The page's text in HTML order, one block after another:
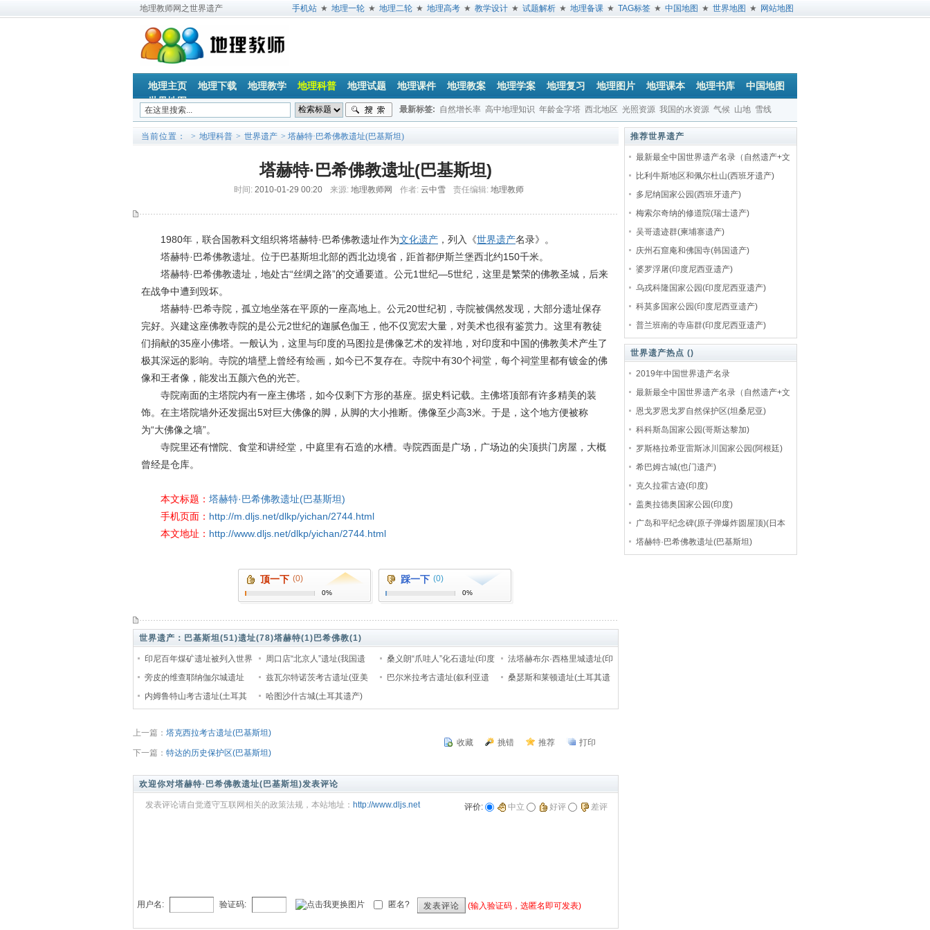
地理教师网之世界遗产 手机站 ★ 地理一轮 ★ 地理二轮 ★ 地理高考 ★ 教学设计 ★ 试题解析 ★ 地理备课 ★ TAG标签 ★ 中国地图 ★ 世界地图 ★ 网站地图
地理主页 地理下载 地理教学 地理科普 地理试题 地理课件 地理教案 地理学案 地理复习 地理图片 地理课本 地理书库
中国地图
世界地图
最新标签: 自然增长率 高中地理知识 年龄金字塔 西北地区 光照资源 我国的水资源 气候 山地 雪线
垂直地带性
当前位置： > 地理科普 > 世界遗产 > 塔赫特·巴希佛教遗址(巴基斯坦)
塔赫特·巴希佛教遗址(巴基斯坦)
时间: 2010-01-29 00:20 来源: 地理教师网 作者: 云中雪 责任编辑: 地理教师
1980年，联合国教科文组织将塔赫特·巴希佛教遗址作为文化遗产 ，列入《世界遗产名录》。
塔赫特·巴希佛教遗址。位于巴基斯坦北部的西北边境省，距首都伊斯兰堡西北约150千米。
塔赫特·巴希佛教遗址，地处古“丝绸之路”的交通要道。公元1世纪—5世纪，这里是繁荣的佛教圣城，后来
在战争中遭到毁坏。
塔赫特·巴希寺院，孤立地坐落在平原的一座高地上。公元20世纪初，寺院被偶然发现，大部分遗址保存
完好。兴建这座佛教寺院的是公元2世纪的迦腻色伽王，他不仅宽宏大量，对美术也很有鉴赏力。这里有教徒
们捐献的35座小佛塔。一般认为，这里与印度的马图拉是佛像艺术的发祥地，对印度和中国的佛教美术产生了
极其深远的影响。寺院的墙壁上曾经有绘画，如今已不复存在。寺院中有30个祠堂，每个祠堂里都有镀金的佛
像和王者像，能发出五颜六色的光芒。
寺院南面的主塔院内有一座主佛塔，如今仅剩下方形的基座。据史料记载。主佛塔顶部有许多精美的装
饰。在主塔院墙外还发掘出5对巨大佛像的脚，从脚的大小推断。佛像至少高3米。于是，这个地方便被称
为“大佛像之墙”。
寺院里还有憎院、食堂和讲经堂，中庭里有石造的水槽。寺院西面是广场，广场边的尖顶拱门房屋，大概
曾经是仓库。
本文标题： 塔赫特·巴希佛教遗址(巴基斯坦)
手机页面： http://m.dljs.net/dlkp/yichan/2744.html
本文地址： http://www.dljs.net/dlkp/yichan/2744.html
顶一下 (0)
0%
踩一下 (0)
0%
世界遗产： 巴基斯坦(51)遗址(78)塔赫特(1) 巴希佛教(1)
印尼百年煤矿遗址被列入世界
遗产名录
周口店“北京人”遗址(我国遗
产)
桑义朗“爪哇人”化石遗址(印度
尼西亚遗产)
法塔赫布尔·西格里城遗址(印
度)
旁皮的维查耶纳伽尔城遗址
(印度)
兹瓦尔特诺茨考古遗址(亚美
尼亚遗产)
巴尔米拉考古遗址(叙利亚遗
桑瑟斯和莱顿遗址(土耳其遗
内姆鲁特山考古遗址(土耳其
哈图沙什古城(土耳其遗产)
上一篇： 塔克西拉考古遗址(巴基斯坦)
下一篇： 特达的历史保护区(巴基斯坦)
收藏 挑错 推荐 打印
欢迎你对塔赫特·巴希佛教遗址(巴基斯坦)发表评论
发表评论请自觉遵守互联网相关的政策法规，本站地址： http://www.dljs.net 评价: 中立 好评 差评
用户名: 验证码: 匿名? 发表评论 (输入验证码，选匿名即可发表)
推荐世界遗产
最新最全中国世界遗产名录（自然遗产+文
比利牛斯地区和佩尔杜山(西班牙遗产)
多尼纳国家公园(西班牙遗产)
梅索尔奇纳的修道院(瑞士遗产)
吴哥遗迹群(柬埔寨遗产)
庆州石窟庵和佛国寺(韩国遗产)
婆罗浮屠(印度尼西亚遗产)
乌戎科隆国家公园(印度尼西亚遗产)
科莫多国家公园(印度尼西亚遗产)
普兰班南的寺庙群(印度尼西亚遗产)
世界遗产热点 ()
2019年中国世界遗产名录
最新最全中国世界遗产名录（自然遗产+文
恩戈罗恩戈罗自然保护区(坦桑尼亚)
科科斯岛国家公园(哥斯达黎加)
罗斯格拉希亚雷斯冰川国家公园(阿根廷)
希巴姆古城(也门遗产)
克久拉霍古迹(印度)
盖奥拉德奥国家公园(印度)
广岛和平纪念碑(原子弹爆炸圆屋顶)(日本
塔赫特·巴希佛教遗址(巴基斯坦)